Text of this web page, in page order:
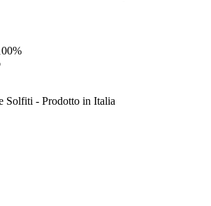
Solfiti - Prodotto in Italia